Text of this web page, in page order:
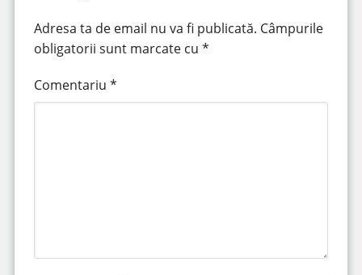
Adresa ta de email nu va fi publicată. Câmpurile
obligatorii sunt marcate cu *
Comentariu *